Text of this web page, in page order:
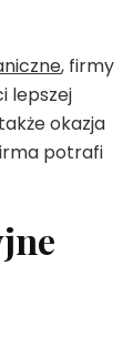
, firmy
lepszej
okazja
potrafi